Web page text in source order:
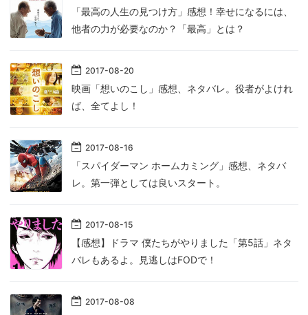
「最高の人生の見つけ方」感想！幸せになるには、
他者の力が必要なのか？「最高」とは？
2017-08-20
映画「想いのこし」感想、ネタバレ。役者がよけれ
ば、全てよし！
2017-08-16
「スパイダーマン ホームカミング」感想、ネタバ
レ。第一弾としては良いスタート。
2017-08-15
【感想】ドラマ 僕たちがやりました「第5話」ネタ
バレもあるよ。見逃しはFODで！
2017-08-08